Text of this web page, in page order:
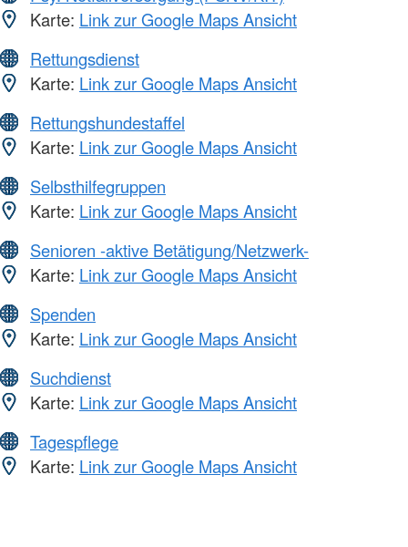
Karte: Link zur Google Maps Ansicht
Rettungsdienst
Karte: Link zur Google Maps Ansicht
Rettungshundestaffel
Karte: Link zur Google Maps Ansicht
Selbsthilfegruppen
Karte: Link zur Google Maps Ansicht
Senioren -aktive Betätigung/Netzwerk-
Karte: Link zur Google Maps Ansicht
Spenden
Karte: Link zur Google Maps Ansicht
Suchdienst
Karte: Link zur Google Maps Ansicht
Tagespflege
Karte: Link zur Google Maps Ansicht